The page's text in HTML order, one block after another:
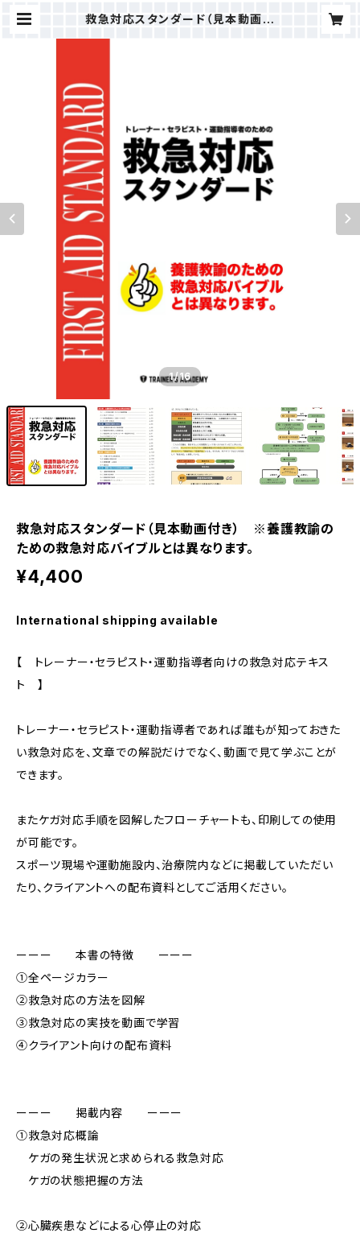
救急対応スタンダード（見本動画付
1/16
救急対応スタンダード（見本動画付き） ※養護教諭の
ための救急対応バイブルとは異なります。
¥4,400
International shipping available
【 トレーナー・セラピスト・運動指導者向けの救急対応テキス
ト 】
トレーナー・セラピスト・運動指導者であれば誰もが知っておきた
い救急対応を、文章での解説だけでなく、動画で見て学ぶことが
できます。
またケガ対応手順を図解したフローチャートも、印刷しての使用
が可能です。
スポーツ現場や運動施設内、治療院内などに掲載していただい
たり、クライアントへの配布資料としてご活用ください。
ーーー 本書の特徴 ーーー
①全ページカラー
②救急対応の方法を図解
③救急対応の実技を動画で学習
④クライアント向けの配布資料
ーーー 掲載内容 ーーー
①救急対応概論
ケガの発生状況と求められる救急対応
ケガの状態把握の方法
②心臓疾患などによる心停止の対応